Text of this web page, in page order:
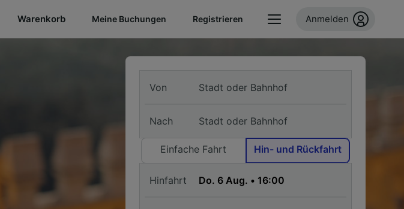
Warenkorb Meine Buchungen Registrieren Anmelden
Von
Nach
Einfache Fahrt Hin- und Rückfahrt
Hinfahrt